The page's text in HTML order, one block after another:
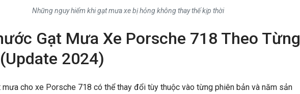
Những nguy hiểm khi gạt mưa xe bị hỏng không thay thế kịp thời
Gạt Mưa Xe Porsche 718 Theo Từng
2024)
cho xe Porsche 718 có thể thay đổi tùy thuộc vào từng phiên bản và năm sản